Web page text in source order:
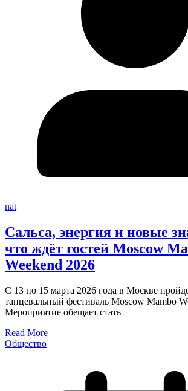
nat
Сальса, энергия и новые
что ждёт гостей Moscow
Weekend 2026
С 13 по 15 марта 2026 года в Москве
танцевальный фестиваль Moscow Mambo
Мероприятие обещает стать
Read More
Общество